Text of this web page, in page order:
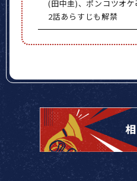
(田中圭)、ポンコツオ
2話あらすじも解禁